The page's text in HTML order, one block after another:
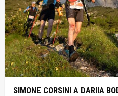
SIMONE CORSINI A DARIIA